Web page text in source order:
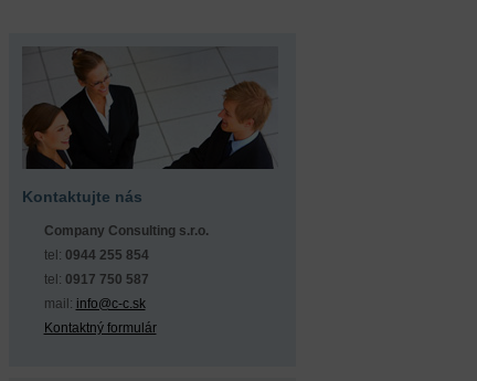
Kontaktujte nás
Company Consulting s.r.o.
tel: 0944 255 854
tel: 0917 750 587
mail: info@c-c.sk
Kontaktný formulár